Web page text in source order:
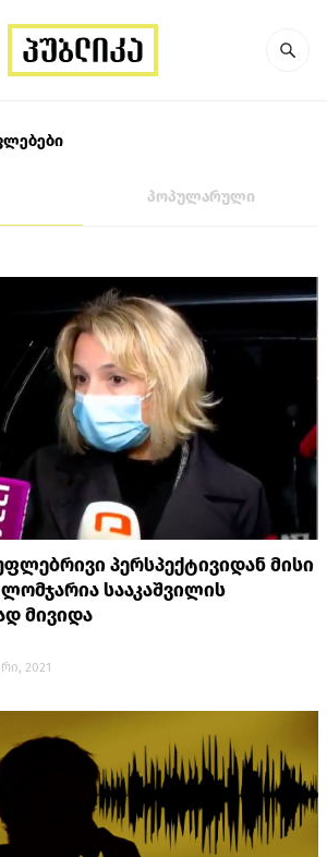
პოპულარული
პერსპექტივიდან მისი
სააკაშვილის
მივიდა
2021